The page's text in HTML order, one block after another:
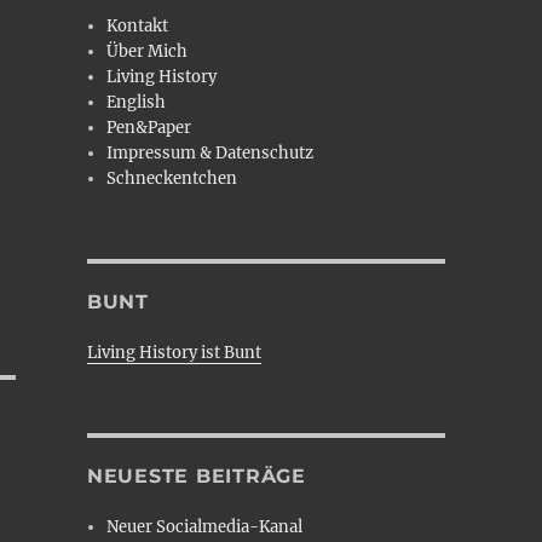
Kontakt
Über Mich
Living History
English
Pen&Paper
Impressum & Datenschutz
Schneckentchen
BUNT
Living History ist Bunt
NEUESTE BEITRÄGE
Neuer Socialmedia-Kanal